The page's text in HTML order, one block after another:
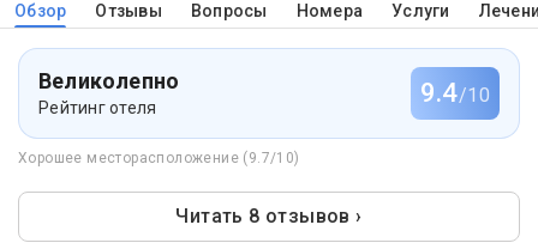
Обзор Отзывы Вопросы Номера Услуги
Великолепно
Рейтинг отеля 9.4/10
Хорошее месторасположение (9.7/10)
Читать 8 отзывов ›